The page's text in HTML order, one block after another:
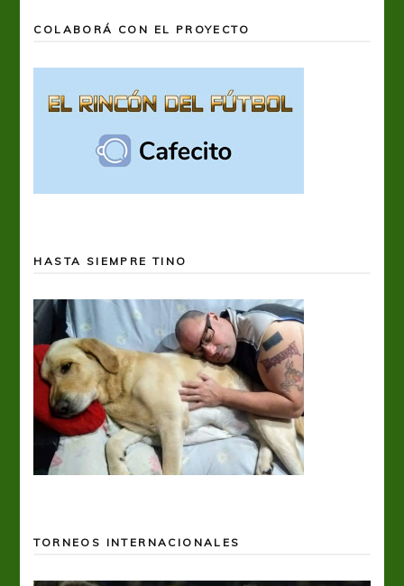
COLABORÁ CON EL PROYECTO
HASTA SIEMPRE TINO
TORNEOS INTERNACIONALES